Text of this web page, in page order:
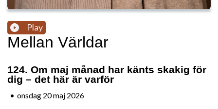
Play
Mellan Världar
124. Om maj månad har känts skakig för
dig – det här är varför
• onsdag 20 maj 2026